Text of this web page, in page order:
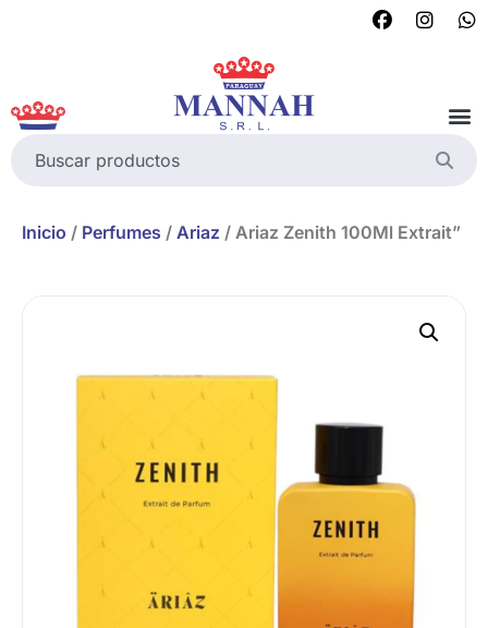
Inicio / Perfumes / Ariaz / Ariaz Zenith 100Ml Extrait”